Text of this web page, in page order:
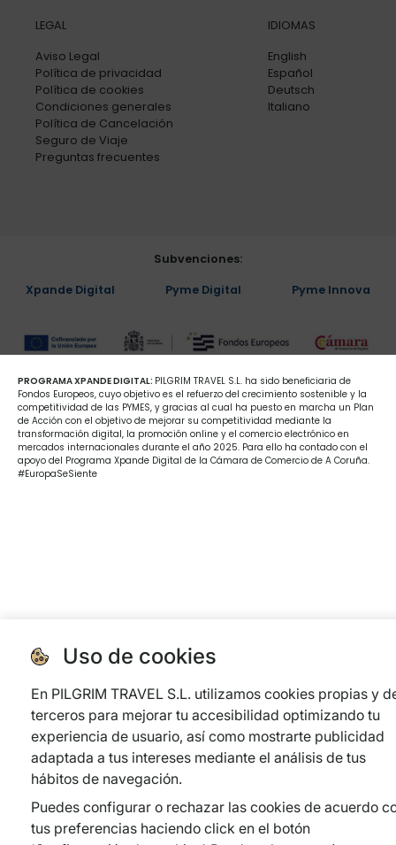
LEGAL
Aviso Legal
Política de privacidad
Política de cookies
Condiciones generales
Política de Cancelación
Seguro de Viaje
Preguntas frecuentes
IDIOMAS
English
Español
Deutsch
Italiano
Subvenciones:
Xpande Digital Pyme Digital Pyme Innova
PROGRAMA XPANDE DIGITAL: PILGRIM TRAVEL S.L. ha sido beneficiaria de
Fondos Europeos, cuyo objetivo es el refuerzo del crecimiento sostenible y la
competitividad de las PYMES, y gracias al cual ha puesto en marcha un Plan
de Acción con el objetivo de mejorar su competitividad mediante la
transformación digital, la promoción online y el comercio electrónico en
mercados internacionales durante el año 2025. Para ello ha contado con el
apoyo del Programa Xpande Digital de la Cámara de Comercio de A Coruña.
#EuropaSeSiente
Uso de cookies
En PILGRIM TRAVEL S.L. utilizamos cookies propias y
terceros para mejorar tu accesibilidad optimizando tu
experiencia de usuario, así como mostrarte publicidad
adaptada a tus intereses mediante el análisis de tus
hábitos de navegación.
Puedes configurar o rechazar las cookies de acuerdo
tus preferencias haciendo click en el botón